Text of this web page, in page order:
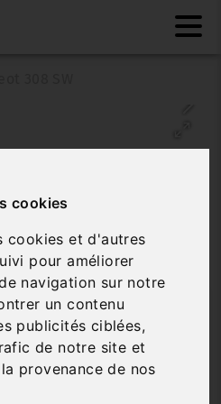
cookies
cookies et d'autres
pour améliorer
navigation sur notre
un contenu
publicités ciblées,
de notre site et
provenance de nos
vendu
308 SW
ALLURE BUSINESS
Véhicule sur parc